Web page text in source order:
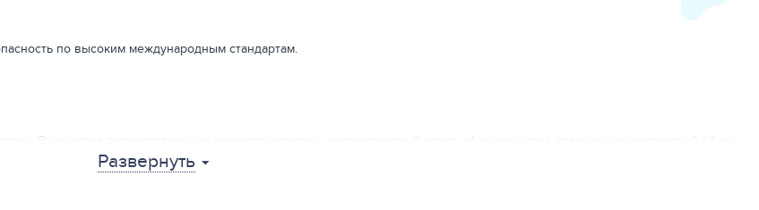
по высоким международным стандартам.
В качестве вспомогательных веществ: повидон, изопропиловый спирт, эфирное масло лаванды, моноэтиловый эфир
Развернуть